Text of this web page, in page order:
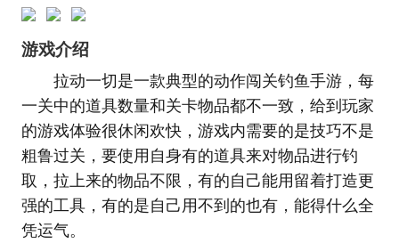
游戏介绍
拉动一切是一款典型的动作闯关钓鱼手游，每
一关中的道具数量和关卡物品都不一致，给到玩家
的游戏体验很休闲欢快，游戏内需要的是技巧不是
粗鲁过关，要使用自身有的道具来对物品进行钓
取，拉上来的物品不限，有的自己能用留着打造更
强的工具，有的是自己用不到的也有，能得什么全
凭运气。